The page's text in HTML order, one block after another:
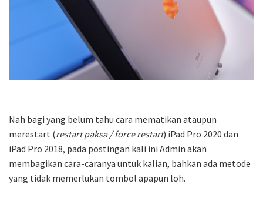
Nah bagi yang belum tahu cara mematikan ataupun
merestart (restart paksa / force restart) iPad Pro 2020 dan
iPad Pro 2018, pada postingan kali ini Admin akan
membagikan cara-caranya untuk kalian, bahkan ada metode
yang tidak memerlukan tombol apapun loh.